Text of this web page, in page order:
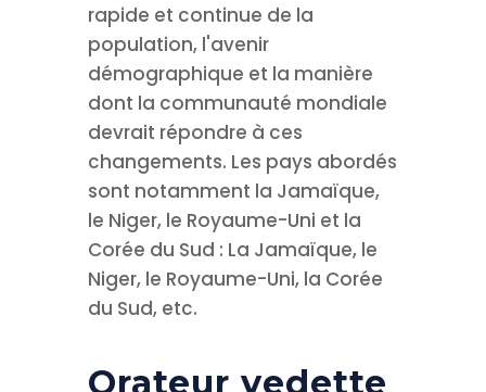
rapide et continue de la
population, l'avenir
démographique et la manière
dont la communauté mondiale
devrait répondre à ces
changements. Les pays abordés
sont notamment la Jamaïque,
le Niger, le Royaume-Uni et la
Corée du Sud : La Jamaïque, le
Niger, le Royaume-Uni, la Corée
du Sud, etc.
Orateur vedette